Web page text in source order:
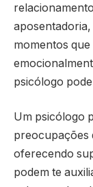
momentos
psicólogo
Um psicólogo
preocupações
oferecendo
podem te